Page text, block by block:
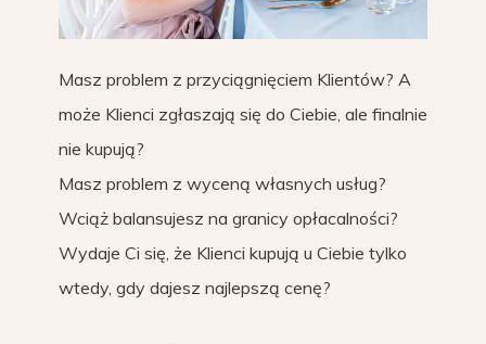
Masz problem z przyciągnięciem Klientów? A
może Klienci zgłaszają się do Ciebie, ale finalnie
nie kupują?
Masz problem z wyceną własnych usług?
Wciąż balansujesz na granicy opłacalności?
Wydaje Ci się, że Klienci kupują u Ciebie tylko
wtedy, gdy dajesz najlepszą cenę?